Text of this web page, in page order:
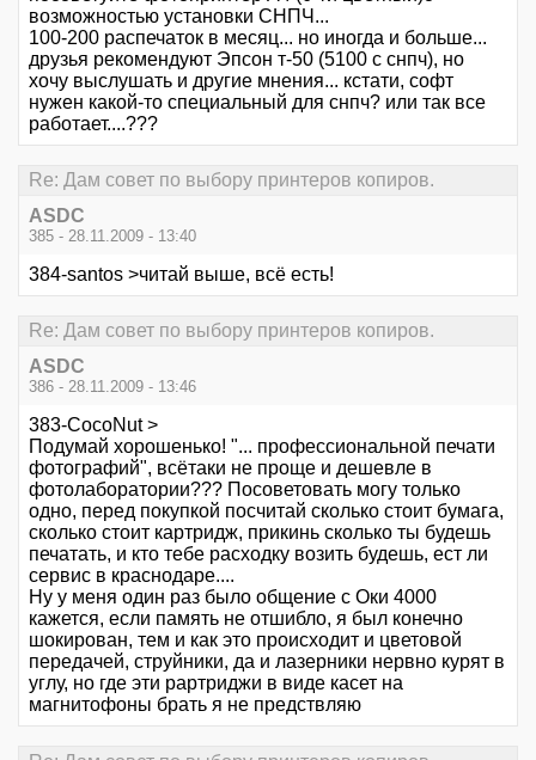
возможностью установки СНПЧ...
100-200 распечаток в месяц... но иногда и больше...
друзья рекомендуют Эпсон т-50 (5100 с снпч), но
хочу выслушать и другие мнения... кстати, софт
нужен какой-то специальный для снпч? или так все
работает....???
Re: Дам совет по выбору принтеров копиров.
ASDC
385 - 28.11.2009 - 13:40
384-santos >читай выше, всё есть!
Re: Дам совет по выбору принтеров копиров.
ASDC
386 - 28.11.2009 - 13:46
383-CocoNut >
Подумай хорошенько! "... профессиональной печати
фотографий", всётаки не проще и дешевле в
фотолаборатории??? Посоветовать могу только
одно, перед покупкой посчитай сколько стоит бумага,
сколько стоит картридж, прикинь сколько ты будешь
печатать, и кто тебе расходку возить будешь, ест ли
сервис в краснодаре....
Ну у меня один раз было общение с Оки 4000
кажется, если память не отшибло, я был конечно
шокирован, тем и как это происходит и цветовой
передачей, струйники, да и лазерники нервно курят в
углу, но где эти рартриджи в виде касет на
магнитофоны брать я не предствляю